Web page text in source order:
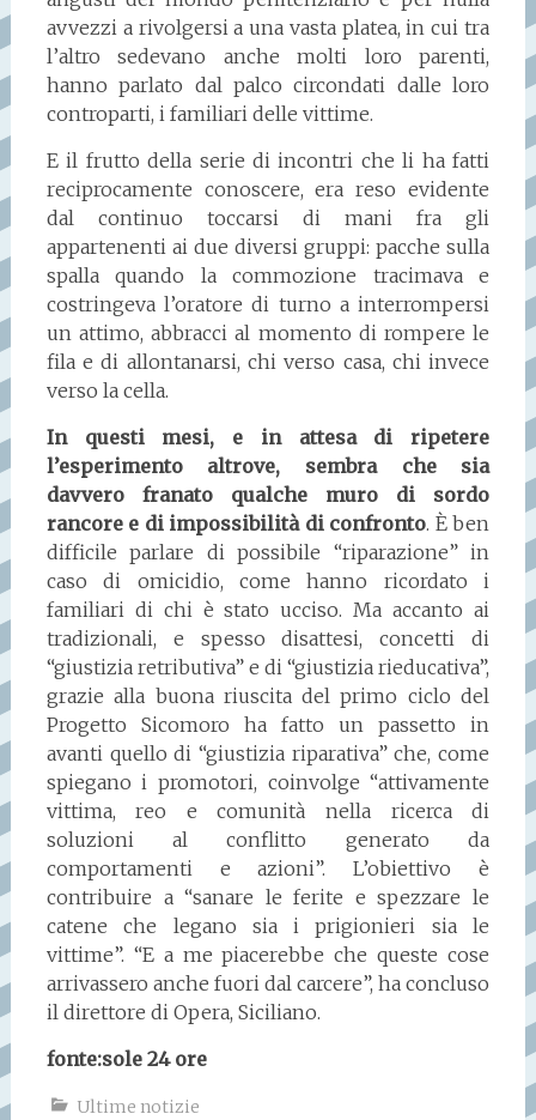
avvezzi a rivolgersi a una vasta platea, in cui tra
l’altro sedevano anche molti loro parenti,
hanno parlato dal palco circondati dalle loro
controparti, i familiari delle vittime.
E il frutto della serie di incontri che li ha fatti
reciprocamente conoscere, era reso evidente
dal continuo toccarsi di mani fra gli
appartenenti ai due diversi gruppi: pacche sulla
spalla quando la commozione tracimava e
costringeva l’oratore di turno a interrompersi
un attimo, abbracci al momento di rompere le
fila e di allontanarsi, chi verso casa, chi invece
verso la cella.
In questi mesi, e in attesa di ripetere
l’esperimento altrove, sembra che sia
davvero franato qualche muro di sordo
rancore e di impossibilità di confronto. È ben
difficile parlare di possibile “riparazione” in
caso di omicidio, come hanno ricordato i
familiari di chi è stato ucciso. Ma accanto ai
tradizionali, e spesso disattesi, concetti di
“giustizia retributiva” e di “giustizia rieducativa”,
grazie alla buona riuscita del primo ciclo del
Progetto Sicomoro ha fatto un passetto in
avanti quello di “giustizia riparativa” che, come
spiegano i promotori, coinvolge “attivamente
vittima, reo e comunità nella ricerca di
soluzioni al conflitto generato da
comportamenti e azioni”. L’obiettivo è
contribuire a “sanare le ferite e spezzare le
catene che legano sia i prigionieri sia le
vittime”. “E a me piacerebbe che queste cose
arrivassero anche fuori dal carcere”, ha concluso
il direttore di Opera, Siciliano.
fonte:sole 24 ore
Ultime notizie